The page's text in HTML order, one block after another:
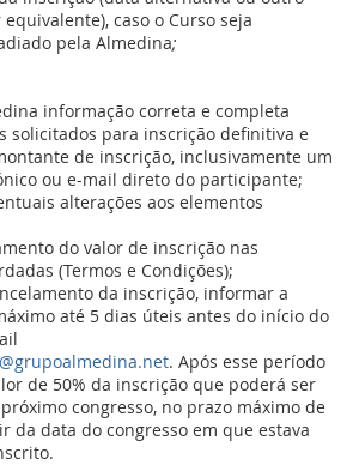
caso o Curso seja
pela Almedina;
informação correta e completa
solicitados para inscrição definitiva e
de inscrição, inclusivamente um
ou e-mail direto do participante;
alterações aos elementos
do valor de inscrição nas
(Termos e Condições);
da inscrição, informar a
até 5 dias úteis antes do início do
. Após esse período
de 50% da inscrição que poderá ser
congresso, no prazo máximo de
da data do congresso em que estava